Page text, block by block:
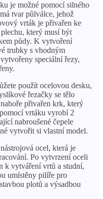
je možné pomocí silného
tvar půlválce, jehož
vrták je přivařen ke
který musí být
půdy. K vytvoření
trubky s vhodným
speciální řezy,
použít ocelovou desku,
řezačky se tělo
přivařen krk, který
vrtáku vyrobí 2
nabroušené čepele
vytvořit si vlastní model.
ocel, která je
Po vytvrzení oceli
k vytváření vrtů a studní,
umístěny pilíře pro
plotů a výsadbou